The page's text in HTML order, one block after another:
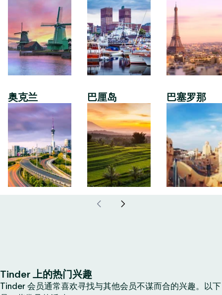
奥克兰 巴厘岛 巴塞罗那
Tinder 上的热门兴趣
Tinder 会员通常喜欢寻找与其他会员不谋而合的兴趣。以下